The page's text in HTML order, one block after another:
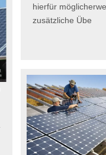
hierfür
zusätzliche Übe